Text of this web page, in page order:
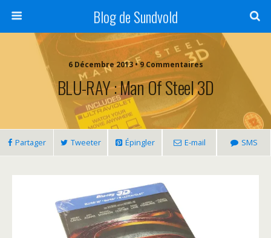
Blog de Sundvold
6 Décembre 2013 • 9 Commentaires
BLU-RAY : Man Of Steel 3D
Partager Tweeter Épingler E-mail SMS